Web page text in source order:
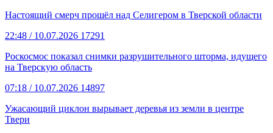
Настоящий смерч прошёл над Селигером в Тверской области
22:48 / 10.07.2026 17291
Роскосмос показал снимки разрушительного шторма, идущего
на Тверскую область
07:18 / 10.07.2026 14897
Ужасающий циклон вырывает деревья из земли в центре
Твери